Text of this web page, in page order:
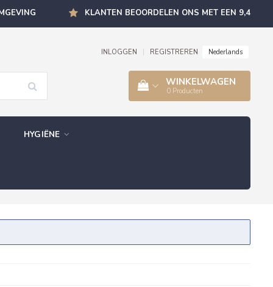
KLANTEN BEOORDELEN ONS MET EEN 9,4
INLOGGEN REGISTREREN Nederlands
WINKELWAGEN
0 Producten
HYGIËNE